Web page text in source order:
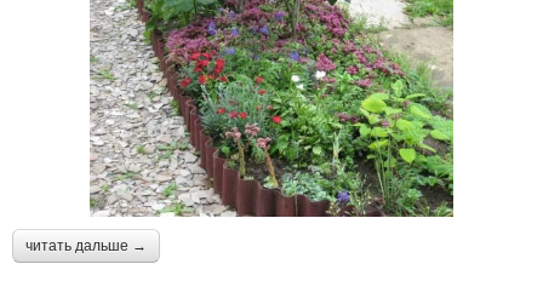
читать дальше →